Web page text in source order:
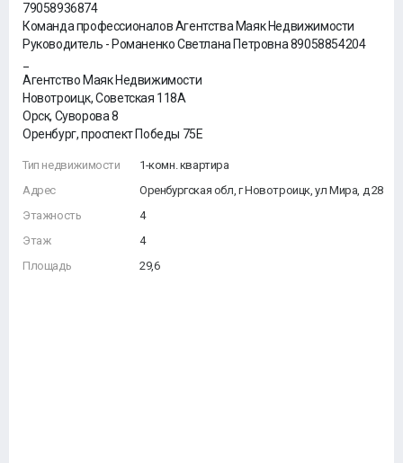
79058936874
Команда профессионалов Агентства Маяк Недвижимости
Руководитель - Романенко Светлана Петровна 89058854204
Агентство Маяк Недвижимости
Новотроицк, Советская 118А
Орск, Суворова 8
Оренбург, проспект Победы 75Е
Тип недвижимости
Адрес
Этажность
Этаж
Площадь
1-комн. квартира
Оренбургская обл, г Новотроицк, ул Мира, д 28
4
4
29,6